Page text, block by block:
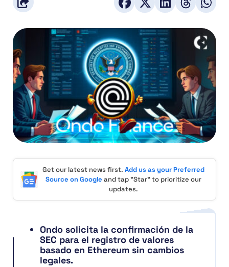
Get our latest news first. Add us as your Preferred
Source on Google and tap "Star" to prioritize our
updates.
Ondo solicita la confirmación de la
SEC para el registro de valores
basado en Ethereum sin cambios
legales.